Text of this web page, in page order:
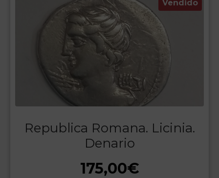
Vendido
Republica Romana. Licinia.
Denario
175,00€